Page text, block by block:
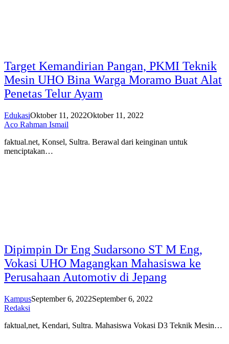
Target Kemandirian Pangan, PKMI Teknik
Mesin UHO Bina Warga Moramo Buat Alat
Penetas Telur Ayam
EdukasiOktober 11, 2022Oktober 11, 2022
Aco Rahman Ismail
faktual.net, Konsel, Sultra. Berawal dari keinginan untuk
menciptakan…
Dipimpin Dr Eng Sudarsono ST M Eng,
Vokasi UHO Magangkan Mahasiswa ke
Perusahaan Automotiv di Jepang
KampusSeptember 6, 2022September 6, 2022
Redaksi
faktual,net, Kendari, Sultra. Mahasiswa Vokasi D3 Teknik Mesin…